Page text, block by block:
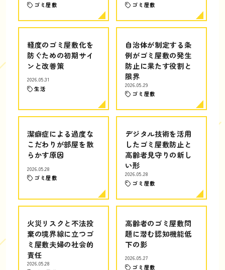
ゴミ屋敷 ゴミ屋敷
軽度のゴミ屋敷化を
防ぐための初期サイ
ンと改善策
2026.05.31
生活
自治体が制定する条
例がゴミ屋敷の発生
防止に果たす役割と
限界
2026.05.29
ゴミ屋敷
潔癖症による過度な
こだわりが部屋を散
らかす原因
2026.05.28
ゴミ屋敷
デジタル技術を活用
したゴミ屋敷防止と
高齢者見守りの新し
い形
2026.05.28
ゴミ屋敷
火災リスクと不法投
棄の境界線に立つゴ
ミ屋敷夫婦の社会的
責任
2026.05.28
高齢者のゴミ屋敷問
題に潜む認知機能低
下の影
2026.05.27
ゴミ屋敷